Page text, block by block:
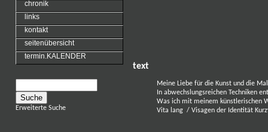
chronik
links
kontakt
seitenübersicht
termin.KALENDER
Erweiterte Suche
text
Meine Liebe für die Kunst und die
In abwechslungsreichen Techniken
Was ich mit meinem künstlerischen
Vita lang / Visagen der Identität